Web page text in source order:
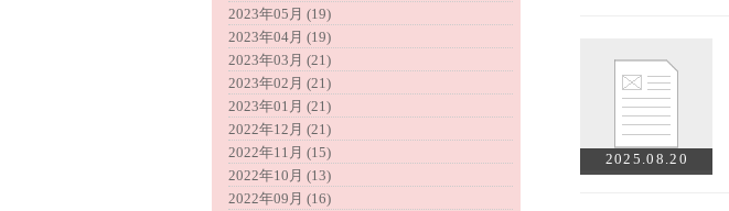
2025.08.20
2023年05月 (19)
2023年04月 (19)
2023年03月 (21)
2023年02月 (21)
2023年01月 (21)
2022年12月 (21)
2022年11月 (15)
2022年10月 (13)
2022年09月 (16)